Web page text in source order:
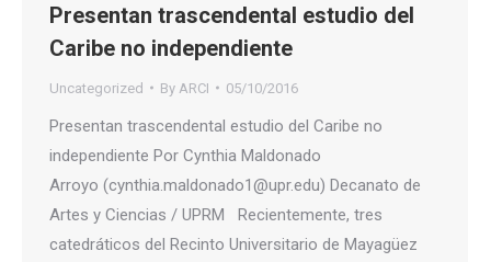
Presentan trascendental estudio del
Caribe no independiente
Uncategorized By ARCI 05/10/2016
Presentan trascendental estudio del Caribe no
independiente Por Cynthia Maldonado
Arroyo (cynthia.maldonado1@upr.edu) Decanato de
Artes y Ciencias / UPRM Recientemente, tres
catedráticos del Recinto Universitario de Mayagüez